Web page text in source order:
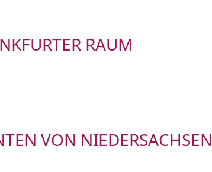
RAUM
VON NIEDERSACHSEN